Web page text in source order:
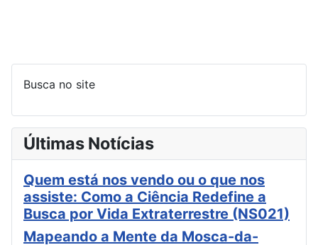
Busca no site
Últimas Notícias
Quem está nos vendo ou o que nos
assiste: Como a Ciência Redefine a
Busca por Vida Extraterrestre (NS021)
Mapeando a Mente da Mosca-da-